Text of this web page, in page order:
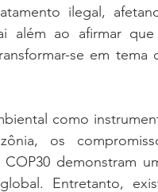
ilegal,
além ao afirmar
se em tema
como
os
demonstram
Entretanto,